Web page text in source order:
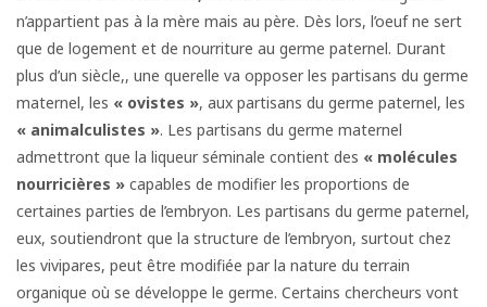
n’appartient pas à la mère mais au père. Dès lors, l’oeuf ne sert
que de logement et de nourriture au germe paternel. Durant
plus d’un siècle,, une querelle va opposer les partisans du germe
maternel, les « ovistes », aux partisans du germe paternel, les
« animalculistes ». Les partisans du germe maternel
admettront que la liqueur séminale contient des « molécules
nourricières » capables de modifier les proportions de
certaines parties de l’embryon. Les partisans du germe paternel,
eux, soutiendront que la structure de l’embryon, surtout chez
les vivipares, peut être modifiée par la nature du terrain
organique où se développe le germe. Certains chercheurs vont